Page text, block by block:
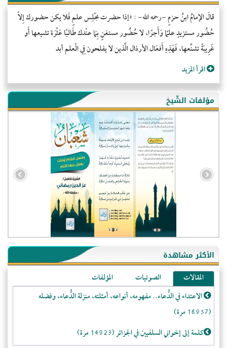
قالَ الإمامُ ابنُ حزمٍ -رحمه الله- : «إذا حضرت مجْلِس علمٍ فَلا يكن حضورك إِلاّ
حُضُور مستزيدٍ علمًا وَأَجرًا، لا حُضُور مستغنٍ بِمَا عنْدك طَالبًا عَثْرَة تشيعها أَو
غَرِيبَةً تشنِّعها، فَهَذِهِ أَفعَال الأرذال الَّذين لا يفلحون فِي الْعلم أبد
اقرأ المزيد
مؤلفات الشّيخ
الأكثر مشاهدة
المقالات الصوتيات
المؤلفات
الاعتداء في الدُّعاء.. مفهومه، أنواعه، أمثلته، منزلة الدُّعاء، وفضله
(16957 مرة)
كلمة إلى إخواني السلفيين في الجزائر (14923 مرة)
- الولايات المتحدة (71873)
- فيتنام (21387)
-غير معروف (20650)
- الصين (10577)
- كندا (10208)
- فرنسا (9055)
- المملكة المتحدة (5453)